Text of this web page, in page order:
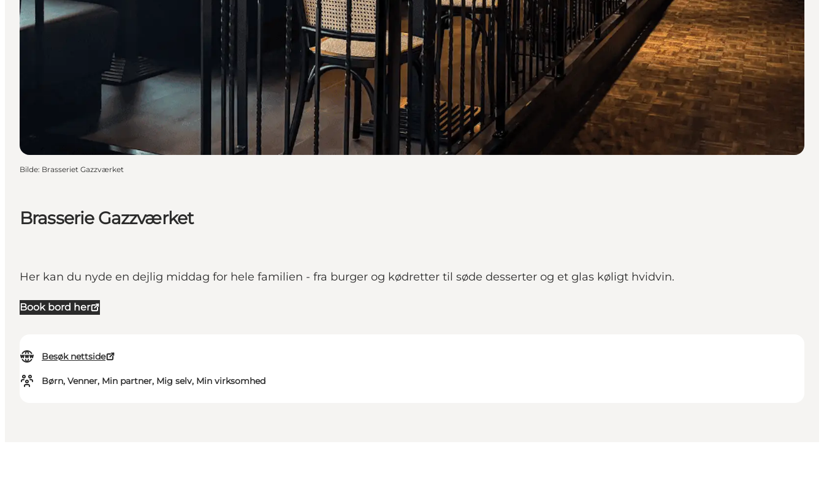
Brasserie Gazzværket
Her kan du nyde en dejlig middag for hele familien - fra burger og kødretter til søde desserter og et glas køligt hvidvin.
Book bord her
Besøk nettside
Børn, Venner, Min partner, Mig selv, Min virksomhed
Bilde: Brasseriet Gazzværket